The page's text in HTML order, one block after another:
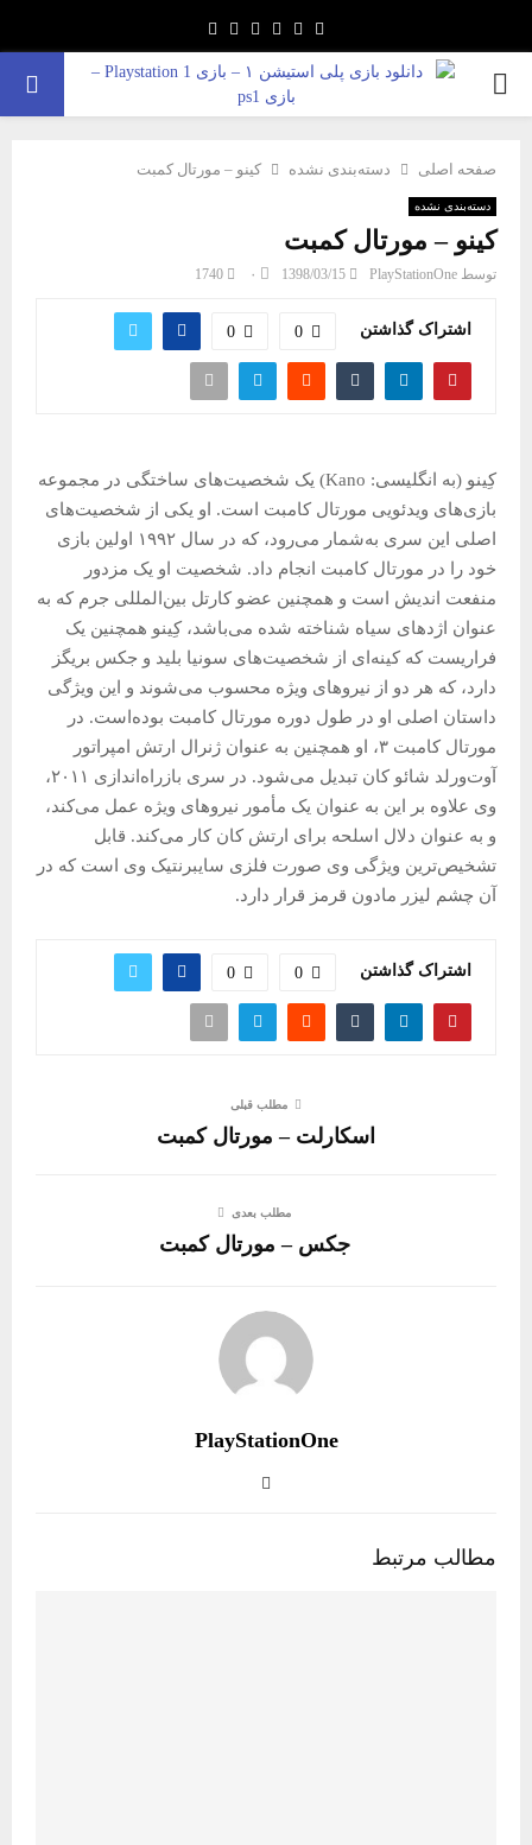
Facebook
Twitter
Instagram
Pinterest
Google
PRIMARY
صفحه اصلی دسته‌بندی نشده کینو – مورتال کمبت
دسته‌بندی نشده
کینو – مورتال کمبت
توسط PlayStationOne
1398/03/15 ۰ 1740
اشتراک گذاشتن 0
0
کِینو (به انگلیسی: Kano) یک شخصیت‌های ساختگی در مجموعه
بازی‌های ویدئویی مورتال کامبت است. او یکی از شخصیت‌های
اصلی این سری به‌شمار می‌رود، که در سال ۱۹۹۲ اولین بازی
خود را در مورتال کامبت انجام داد. شخصیت او یک مزدور
منفعت اندیش است و همچنین عضو کارتل بین‌المللی جرم که به
عنوان اژدهای سیاه شناخته شده می‌باشد، کِینو همچنین یک
فراریست که کینه‌ای از شخصیت‌های سونیا بلید و جکس بریگز
دارد، که هر دو از نیروهای ویژه محسوب می‌شوند و این ویژگی
داستان اصلی او در طول دوره مورتال کامبت بوده‌است. در
مورتال کامبت ۳، او همچنین به عنوان ژنرال ارتش امپراتور
آوت‌ورلد شائو کان تبدیل می‌شود. در سری بازراه‌اندازی ۲۰۱۱،
وی علاوه بر این به عنوان یک مأمور نیروهای ویژه عمل می‌کند،
و به عنوان دلال اسلحه برای ارتش کان کار می‌کند. قابل
تشخیص‌ترین ویژگی وی صورت فلزی سایبرنتیک وی است که در
آن چشم لیزر مادون قرمز قرار دارد.
اشتراک گذاشتن 0
0
مطلب قبلی
اسکارلت – مورتال کمبت
مطلب بعدی
جکس – مورتال کمبت
PlayStationOne
مطالب مرتبط